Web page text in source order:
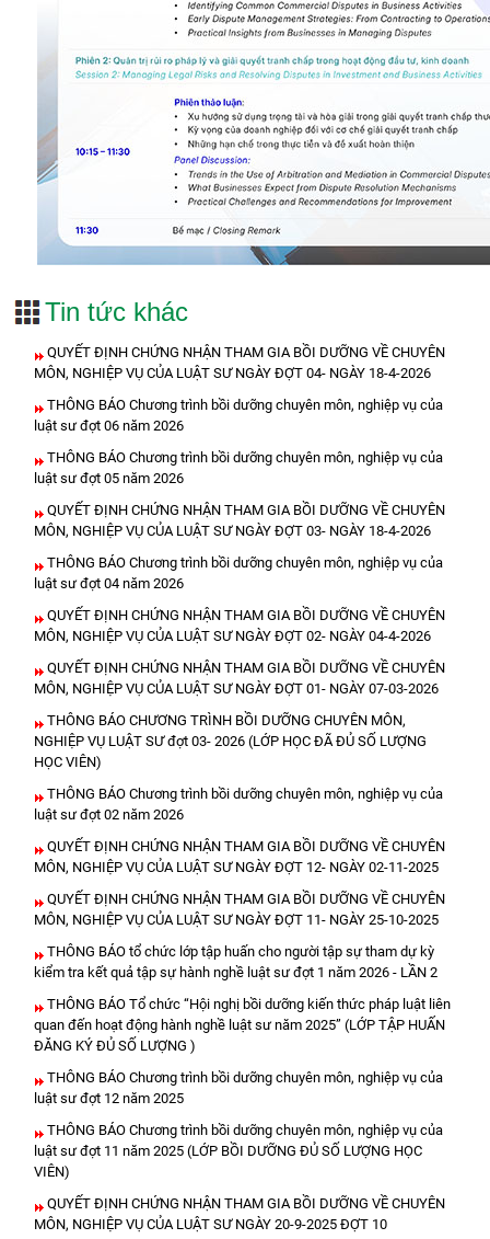
Tin tức khác
QUYẾT ĐỊNH CHỨNG NHẬN THAM GIA BỒI DƯỠNG VỀ CHUYÊN
MÔN, NGHIỆP VỤ CỦA LUẬT SƯ NGÀY ĐỢT 04- NGÀY 18-4-2026
THÔNG BÁO Chương trình bồi dưỡng chuyên môn, nghiệp vụ của
luật sư đợt 06 năm 2026
THÔNG BÁO Chương trình bồi dưỡng chuyên môn, nghiệp vụ của
luật sư đợt 05 năm 2026
QUYẾT ĐỊNH CHỨNG NHẬN THAM GIA BỒI DƯỠNG VỀ CHUYÊN
MÔN, NGHIỆP VỤ CỦA LUẬT SƯ NGÀY ĐỢT 03- NGÀY 18-4-2026
THÔNG BÁO Chương trình bồi dưỡng chuyên môn, nghiệp vụ của
luật sư đợt 04 năm 2026
QUYẾT ĐỊNH CHỨNG NHẬN THAM GIA BỒI DƯỠNG VỀ CHUYÊN
MÔN, NGHIỆP VỤ CỦA LUẬT SƯ NGÀY ĐỢT 02- NGÀY 04-4-2026
QUYẾT ĐỊNH CHỨNG NHẬN THAM GIA BỒI DƯỠNG VỀ CHUYÊN
MÔN, NGHIỆP VỤ CỦA LUẬT SƯ NGÀY ĐỢT 01- NGÀY 07-03-2026
THÔNG BÁO CHƯƠNG TRÌNH BỒI DƯỠNG CHUYÊN MÔN,
NGHIỆP VỤ LUẬT SƯ đợt 03- 2026 (LỚP HỌC ĐÃ ĐỦ SỐ LƯỢNG
HỌC VIÊN)
THÔNG BÁO Chương trình bồi dưỡng chuyên môn, nghiệp vụ của
luật sư đợt 02 năm 2026
QUYẾT ĐỊNH CHỨNG NHẬN THAM GIA BỒI DƯỠNG VỀ CHUYÊN
MÔN, NGHIỆP VỤ CỦA LUẬT SƯ NGÀY ĐỢT 12- NGÀY 02-11-2025
QUYẾT ĐỊNH CHỨNG NHẬN THAM GIA BỒI DƯỠNG VỀ CHUYÊN
MÔN, NGHIỆP VỤ CỦA LUẬT SƯ NGÀY ĐỢT 11- NGÀY 25-10-2025
THÔNG BÁO tổ chức lớp tập huấn cho người tập sự tham dự kỳ
kiểm tra kết quả tập sự hành nghề luật sư đợt 1 năm 2026 - LẦN 2
THÔNG BÁO Tổ chức “Hội nghị bồi dưỡng kiến thức pháp luật liên
quan đến hoạt động hành nghề luật sư năm 2025” (LỚP TẬP HUẤN
ĐĂNG KÝ ĐỦ SỐ LƯỢNG )
THÔNG BÁO Chương trình bồi dưỡng chuyên môn, nghiệp vụ của
luật sư đợt 12 năm 2025
THÔNG BÁO Chương trình bồi dưỡng chuyên môn, nghiệp vụ của
luật sư đợt 11 năm 2025 (LỚP BỒI DƯỠNG ĐỦ SỐ LƯỢNG HỌC
VIÊN)
QUYẾT ĐỊNH CHỨNG NHẬN THAM GIA BỒI DƯỠNG VỀ CHUYÊN
MÔN, NGHIỆP VỤ CỦA LUẬT SƯ NGÀY 20-9-2025 ĐỢT 10